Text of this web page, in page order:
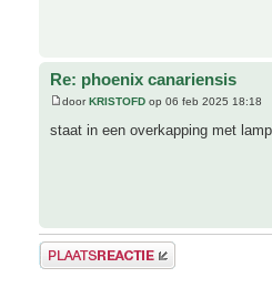
Re: phoenix canariensis
doorKRISTOFD op 06 feb 2025 18:18
staat in een overkapping met
Plaats een reactie